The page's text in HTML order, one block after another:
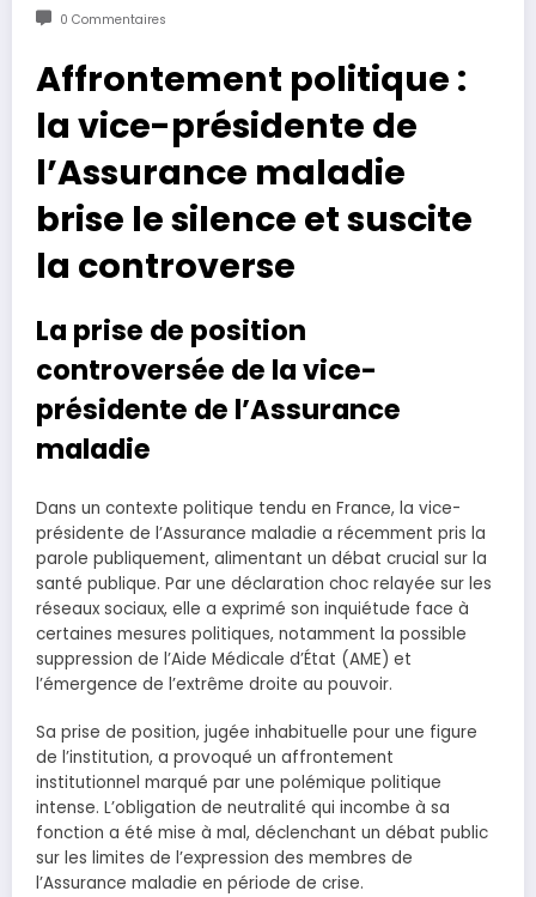
0 Commentaires
Affrontement politique :
la vice-présidente de
l’Assurance maladie
brise le silence et suscite
la controverse
La prise de position
controversée de la vice-
présidente de l’Assurance
maladie
Dans un contexte politique tendu en France, la vice-
présidente de l’Assurance maladie a récemment pris la
parole publiquement, alimentant un débat crucial sur la
santé publique. Par une déclaration choc relayée sur les
réseaux sociaux, elle a exprimé son inquiétude face à
certaines mesures politiques, notamment la possible
suppression de l’Aide Médicale d’État (AME) et
l’émergence de l’extrême droite au pouvoir.
Sa prise de position, jugée inhabituelle pour une figure
de l’institution, a provoqué un affrontement
institutionnel marqué par une polémique politique
intense. L’obligation de neutralité qui incombe à sa
fonction a été mise à mal, déclenchant un débat public
sur les limites de l’expression des membres de
l’Assurance maladie en période de crise.